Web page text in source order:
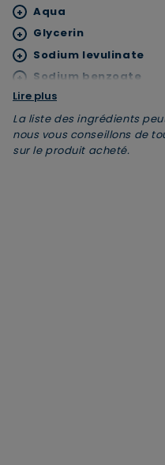
Supprimer le
du panier ?
+ Aqua
+ Glycerin
+ Sodium levulinate
+ Sodium benzoate
+ Citric acid
+ Parfum
+ Potassium sorbate
Lire plus
La liste des ingrédients
nous vous conseillons de
sur le produit acheté.